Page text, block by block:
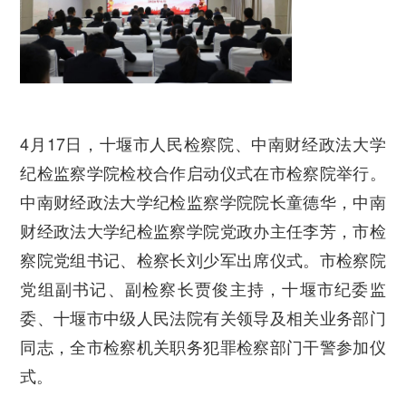
4月17日，十堰市人民检察院、中南财经政法大学
纪检监察学院检校合作启动仪式在市检察院举行。
中南财经政法大学纪检监察学院院长童德华，中南
财经政法大学纪检监察学院党政办主任李芳，市检
察院党组书记、检察长刘少军出席仪式。市检察院
党组副书记、副检察长贾俊主持，十堰市纪委监
委、十堰市中级人民法院有关领导及相关业务部门
同志，全市检察机关职务犯罪检察部门干警参加仪
式。